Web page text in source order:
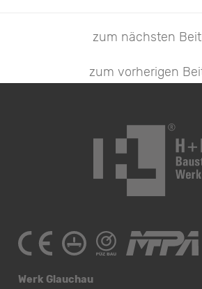
zum vorherigen
zum nächsten
Werk Glauchau